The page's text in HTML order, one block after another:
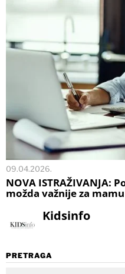
09.04.2026.
NOVA ISTRAŽIVANJA:
možda važnije za
Kidsinfo
PRETRAGA